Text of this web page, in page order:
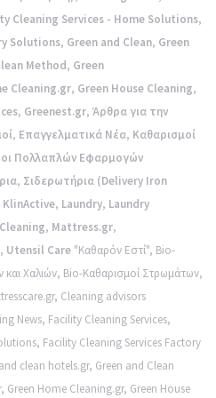
Cleaning Services - Home Solutions,
Solutions, Green and Clean, Green
Method, Green
Cleaning.gr, Green House Cleaning,
, Greenest.gr, Άρθρα για την
, Επαγγελματικά Νέα, Καθαρισμοί
Πολλαπλών Εφαρμογών
, Σιδερωτήρια (Delivery Iron
KlinActive, Laundry, Laundry
, Mattress.gr,
, Utensil Care "Καθαρόν Εστί", Bio-
Χαλιών, Bio-Καθαρισμοί Στρωμάτων,
, Cleaning advisors
News, Facility Cleaning Services,
, Facility Cleaning Services Factory
clean hotels.gr, Green and Clean
, Green Home Cleaning.gr, Green House